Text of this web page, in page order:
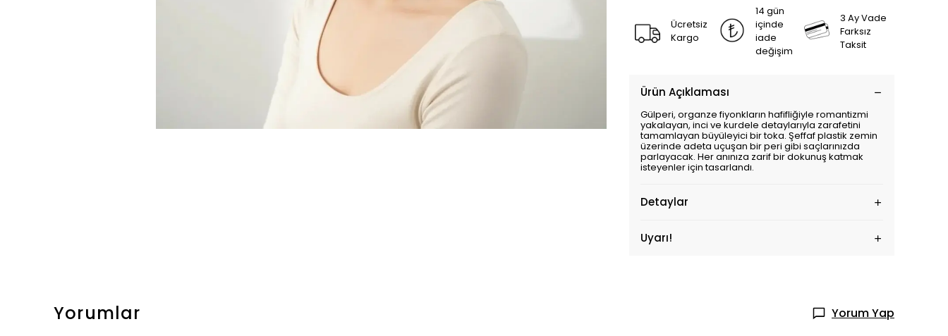
Ücretsiz
Kargo
14 gün
içinde
iade
değişim
3 Ay Vade
Farksız
Taksit
Ürün Açıklaması
Gülperi, organze fiyonkların hafifliğiyle romantizmi
yakalayan, inci ve kurdele detaylarıyla zarafetini
tamamlayan büyüleyici bir toka. Şeffaf plastik zemin
üzerinde adeta uçuşan bir peri gibi saçlarınızda
parlayacak. Her anınıza zarif bir dokunuş katmak
isteyenler için tasarlandı.
Detaylar
Uyarı!
Yorumlar
Yorum Yap